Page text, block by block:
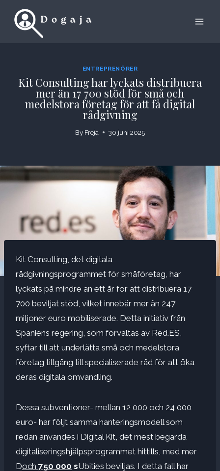
ENTREPRENÖRER
Kit Consulting har lyckats distribuera
mer än 17 700 stöd för små och
medelstora företag för att få digital
rådgivning
By Freja 30 juni 2025
Kit Consulting, det digitala
rådgivningsprogrammet för småföretag, har
lyckats på mindre än ett år för att distribuera 17
700 beviljat stöd, vilket innebär mer än 247
miljoner euro mobiliserade. Detta initiativ från
Spaniens regering, som förvaltas av Red.ES,
syftar till att underlätta små och medelstora
företag tillgång till specialiserade råd för att öka
deras digitala omvandling.
Dessa subventioner- mellan 12 000 och 24 000
euro- har följt samma hanteringsmodell som
redan användes i Digital Kit, det mest begärda
digitaliseringshjälpsprogrammet hittills, med mer
Doch 750 000 sUbities beviljas. I detta fall har